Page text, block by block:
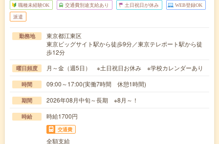
職種未経験OK 交通費別途支給あり 土日祝日が休み WEB登録OK
派遣
勤務地
東京都江東区
東京ビッグサイト駅から徒歩9分／東京テレポート駅から徒
歩12分
曜日頻度 月～金（週5日） ※土日祝日お休み ※学校カレンダーあり
時間 09:00～17:00(実働7時間 休憩1時間)
期間 2026年08月中旬～長期 ※8月～！
時給 時給1700円
交通費
全額支給